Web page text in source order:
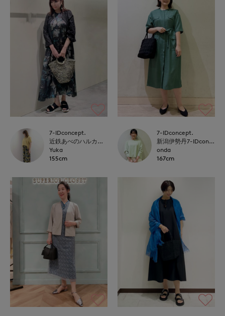
7-IDconcept.
近鉄あべのハルカス7-IDconcept.
Yuka
155cm
7-IDconcept.
新潟伊勢丹7-IDconcept.
onda
167cm